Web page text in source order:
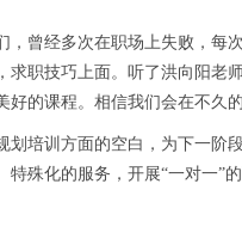
曾经多次在职场上失败，每
职技巧上面。听了洪向阳老
的课程。相信我们会在不久
培训方面的空白，为下一阶
殊化的服务，开展“一对一”